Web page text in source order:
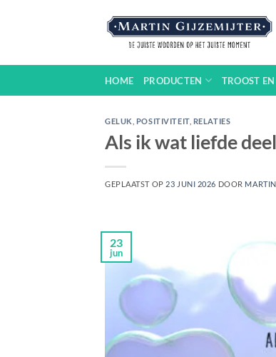
HOME PRODUCTEN TROOST EN
GELUK POSITIVITEIT, RELATIES
Als ik wat liefde
GEPLAATST OP 23 JUNI 2026 DOOR
23
jun